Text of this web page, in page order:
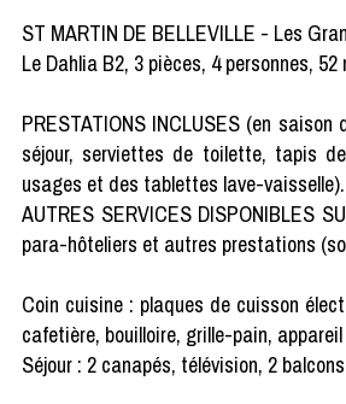
ST MARTIN DE BELLEVILLE - Les
Le Dahlia B2, 3 pièces, 4 personnes,
PRESTATIONS INCLUSES (en
séjour, serviettes de toilette, tapis
usages et des tablettes lave-
AUTRES SERVICES DISPONIBLES
para-hôteliers et autres prestations
Coin cuisine : plaques de cuisson
cafetière, bouilloire, grille-pain,
Séjour : 2 canapés, télévision, 2 balcons